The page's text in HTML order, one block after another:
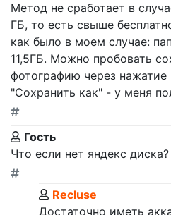
Метод не сработает в
ГБ, то есть свыше
как было в моем случае:
11,5ГБ. Можно пробовать
фотографию через
"Сохранить как" - у меня
Гость
Что если нет яндекс диска?
Recluse
Достаточно иметь